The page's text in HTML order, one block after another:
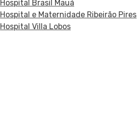
Hospital Brasil Mauá
Hospital e Maternidade Ribeirão Pires
Hospital Villa Lobos